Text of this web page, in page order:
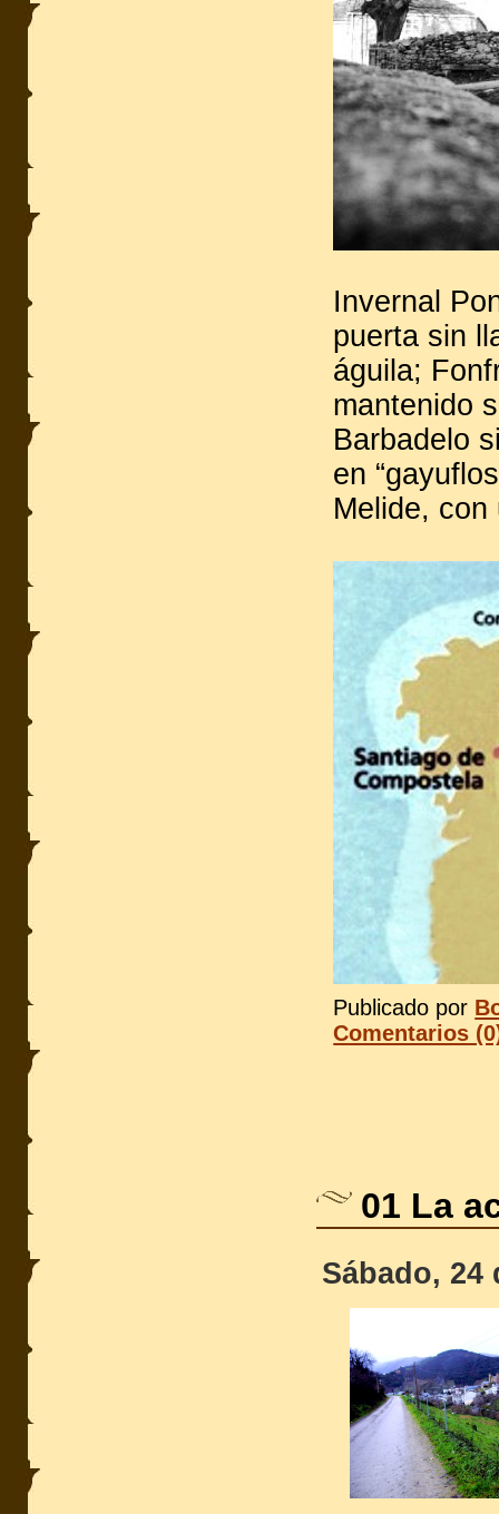
Invernal
puerta sin
águila;
mantenido
Barbadelo
en
Melide,
Publicado por
Comentarios
01 La
Sábado, 24